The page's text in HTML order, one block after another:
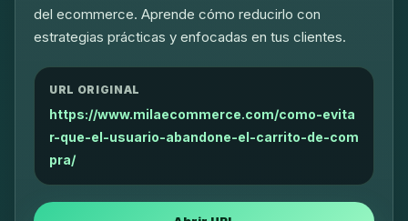
del ecommerce. Aprende cómo reducirlo con
estrategias prácticas y enfocadas en tus clientes.
URL ORIGINAL
https://www.milaecommerce.com/como-evita
r-que-el-usuario-abandone-el-carrito-de-com
pra/